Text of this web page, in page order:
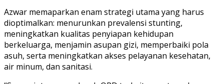
Azwar memaparkan enam strategi utama yang harus
dioptimalkan: menurunkan prevalensi stunting,
meningkatkan kualitas penyiapan kehidupan
berkeluarga, menjamin asupan gizi, memperbaiki pola
asuh, serta meningkatkan akses pelayanan kesehatan,
air minum, dan sanitasi.